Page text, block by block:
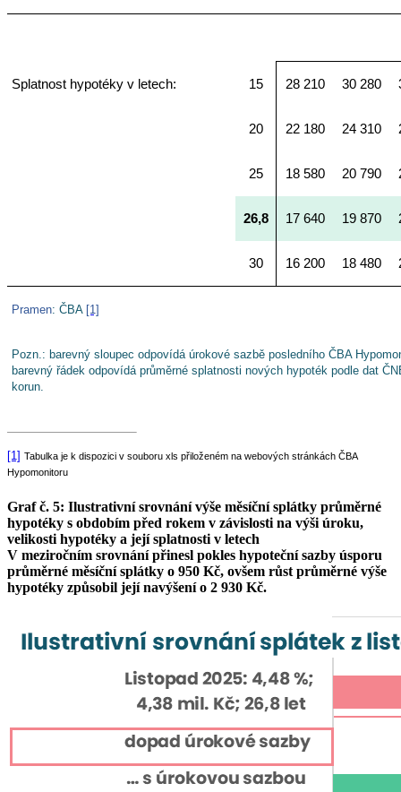
Splatnost hypotéky v letech: 15 28 210 30 280
20 22 180 24 310
25 18 580 20 790
26,8 17 640 19 870
30 16 200 18 480
Pramen: ČBA [1]
Pozn.: barevný sloupec odpovídá úrokové sazbě posledního ČBA
barevný řádek odpovídá průměrné splatnosti nových hypoték podle dat
korun.
[1] Tabulka je k dispozici v souboru xls přiloženém na webových stránkách ČBA
Hypomonitoru
Graf č. 5: Ilustrativní srovnání výše měsíční splátky průměrné
hypotéky s obdobím před rokem v závislosti na výši úroku,
velikosti hypotéky a její splatnosti v letech
V meziročním srovnání přinesl pokles hypoteční sazby úsporu
průměrné měsíční splátky o 950 Kč, ovšem růst průměrné výše
hypotéky způsobil její navýšení o 2 930 Kč.